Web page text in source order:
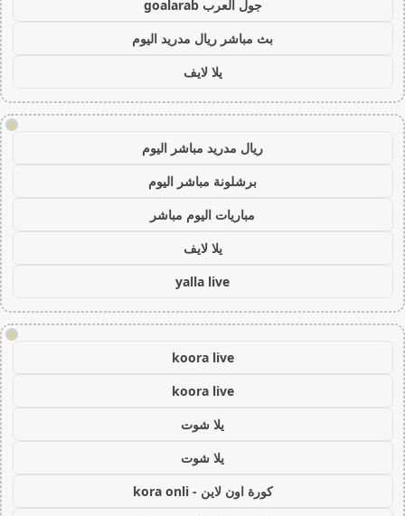
جول العرب goalarab
بث مباشر ريال مدريد اليوم
يلا لايف
!
ريال مدريد مباشر اليوم
برشلونة مباشر اليوم
مباريات اليوم مباشر
يلا لايف
yalla live
!
koora live
koora live
يلا شوت
يلا شوت
كورة اون لاين - kora onli